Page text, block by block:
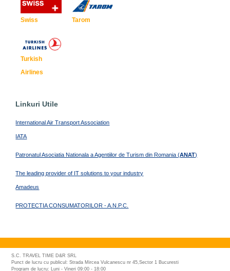
Swiss Tarom
Turkish
Airlines
Linkuri Utile
International Air Transport Association
IATA
Patronatul Asociatia Nationala a Agentiilor de Turism din Romania (ANAT)
The leading provider of IT solutions to your industry
Amadeus
PROTECTIA CONSUMATORILOR - A.N.P.C.
S.C. TRAVEL TIME D&R SRL
Punct de lucru cu publicul: Strada Mircea Vulcanescu nr 45,Sector 1 Bucuresti
Program de lucru: Luni - Vineri 09:00 - 18:00